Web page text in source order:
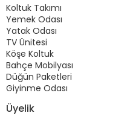
Koltuk Takımı
Yemek Odası
Yatak Odası
TV Ünitesi
Köşe Koltuk
Bahçe Mobilyası
Düğün Paketleri
Giyinme Odası
Üyelik